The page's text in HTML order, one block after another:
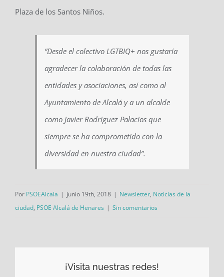
Plaza de los Santos Niños.
“Desde el colectivo LGTBIQ+ nos gustaría
agradecer la colaboración de todas las
entidades y asociaciones, así como al
Ayuntamiento de Alcalá y a un alcalde
como Javier Rodríguez Palacios que
siempre se ha comprometido con la
diversidad en nuestra ciudad”.
Por PSOEAlcala | junio 19th, 2018 | Newsletter, Noticias de la
ciudad, PSOE Alcalá de Henares | Sin comentarios
¡Visita nuestras redes!